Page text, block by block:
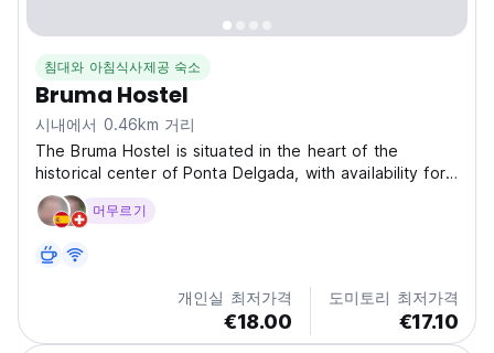
침대와 아침식사제공 숙소
Bruma Hostel
시내에서 0.46km 거리
The Bruma Hostel is situated in the heart of the
historical center of Ponta Delgada, with availability for
up to 16 guests, mixed dormitories, and single rooms
or 2 persons. 3 twin bedrooms, 2 of them with balcony,
머무르기
개인실 최저가격
€18.00
도미토리 최저가격
€17.10